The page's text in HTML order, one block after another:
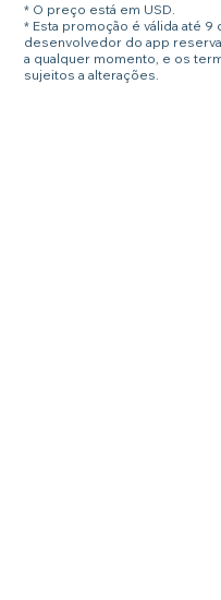
* O preço está em USD.
* Esta promoção é válida até 9
desenvolvedor do app
a qualquer momento, e os
sujeitos a alterações.